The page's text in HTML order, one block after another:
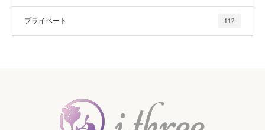
プライベート 112